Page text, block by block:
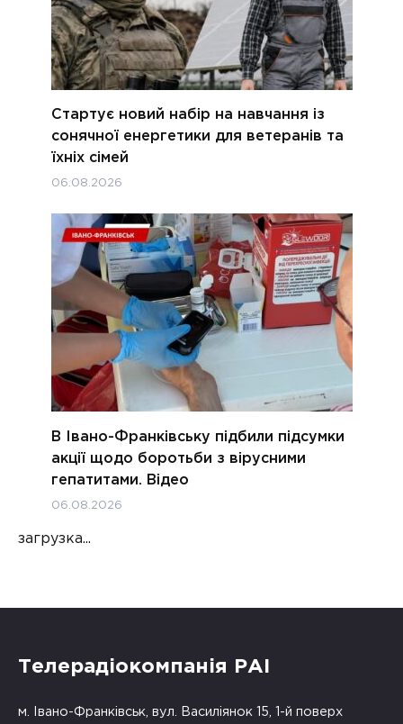
Стартує новий набір на навчання із
сонячної енергетики для ветеранів та
їхніх сімей
06.08.2026
В Івано-Франківську підбили підсумки
акції щодо боротьби з вірусними
гепатитами. Відео
06.08.2026
загрузка...
Телерадіокомпанія РАІ
м. Івано-Франківськ, вул. Василіянок 15, 1-й поверх